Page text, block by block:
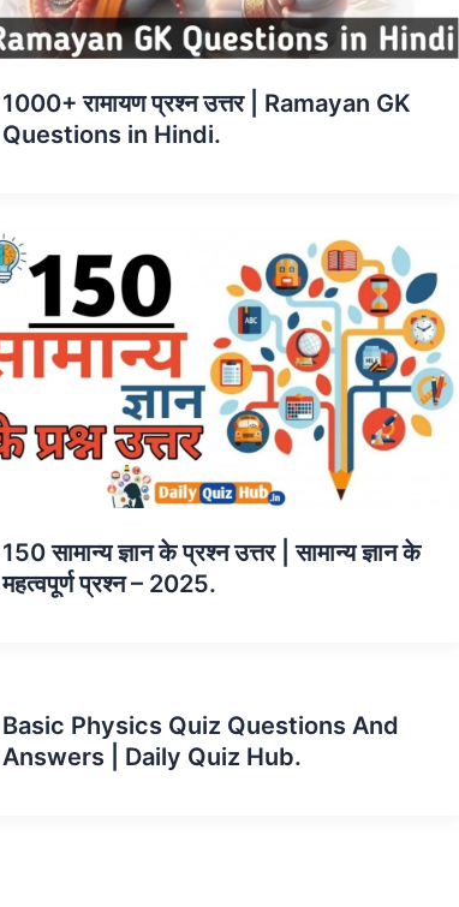
1000+ रामायण प्रश्न उत्तर | Ramayan GK
Questions in Hindi.
150 सामान्य ज्ञान के प्रश्न उत्तर | सामान्य ज्ञान के
महत्वपूर्ण प्रश्न – 2025.
Basic Physics Quiz Questions And
Answers | Daily Quiz Hub.